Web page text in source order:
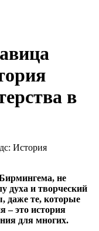
в
не
духа и творческий
даже те, которые
– это история
для многих.